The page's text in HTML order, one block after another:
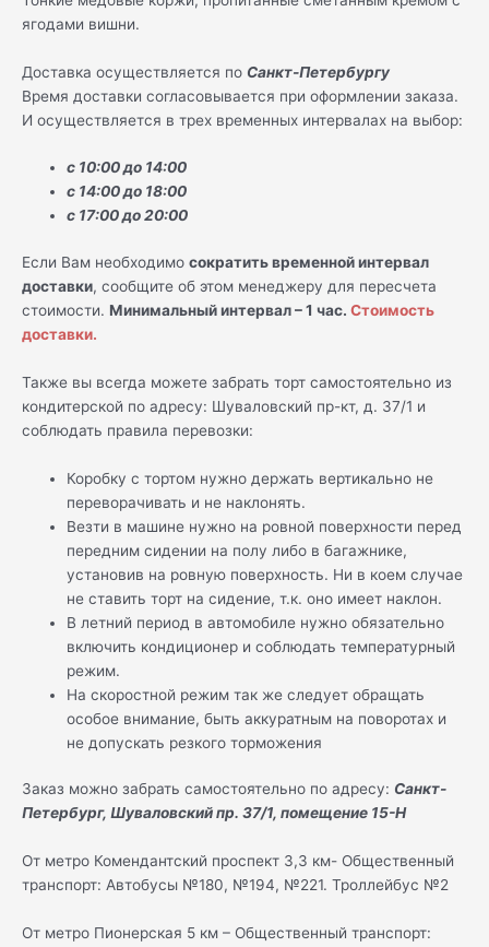
ягодами вишни.
Доставка осуществляется по Санкт-Петербургу
Время доставки согласовывается при оформлении заказа.
И осуществляется в трех временных интервалах на выбор:
с 10:00 до 14:00
с 14:00 до 18:00
с 17:00 до 20:00
Если Вам необходимо сократить временной интервал
доставки, сообщите об этом менеджеру для пересчета
стоимости. Минимальный интервал – 1 час. Стоимость
доставки.
Также вы всегда можете забрать торт самостоятельно из
кондитерской по адресу: Шуваловский пр-кт, д. 37/1 и
соблюдать правила перевозки:
Коробку с тортом нужно держать вертикально не
переворачивать и не наклонять.
Везти в машине нужно на ровной поверхности перед
передним сидении на полу либо в багажнике,
установив на ровную поверхность. Ни в коем случае
не ставить торт на сидение, т.к. оно имеет наклон.
В летний период в автомобиле нужно обязательно
включить кондиционер и соблюдать температурный
режим.
На скоростной режим так же следует обращать
особое внимание, быть аккуратным на поворотах и
не допускать резкого торможения
Заказ можно забрать самостоятельно по адресу: Санкт-
Петербург, Шуваловский пр. 37/1, помещение 15-Н
От метро Комендантский проспект 3,3 км- Общественный
транспорт: Автобусы №180, №194, №221. Троллейбус №2
От метро Пионерская 5 км – Общественный транспорт: